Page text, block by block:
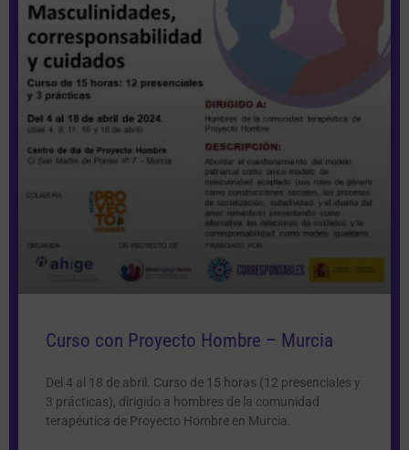
Curso con Proyecto Hombre – Murcia
Del 4 al 18 de abril. Curso de 15 horas (12 presenciales y
3 prácticas), dirigido a hombres de la comunidad
terapéutica de Proyecto Hombre en Murcia.